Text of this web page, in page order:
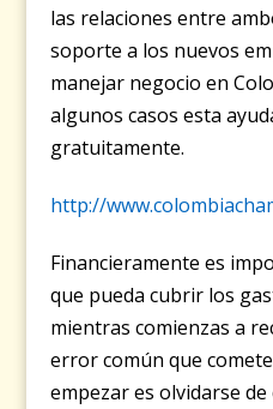
las relaciones entre
soporte a los nuevos
manejar negocio en
algunos casos esta
gratuitamente.
http://
Financieramente es
que pueda cubrir los
mientras comienzas a
error común que
empezar es olvidarse